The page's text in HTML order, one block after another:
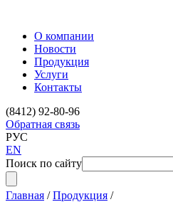
О компании
Новости
Продукция
Услуги
Контакты
(8412) 92-80-96
Обратная связь
РУС
EN
Поиск по сайту
Главная /Продукция /